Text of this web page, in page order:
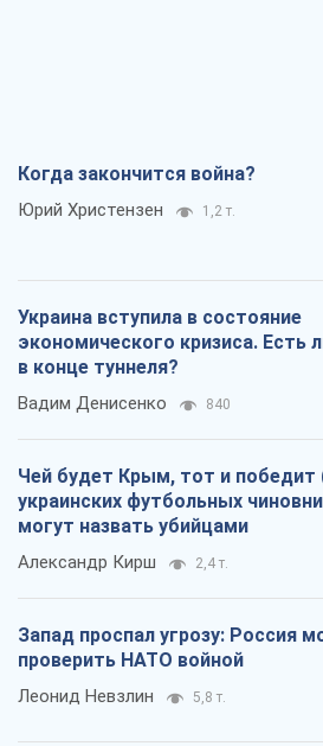
Когда закончится война?
Юрий Христензен 1,2 т.
Украина вступила в состояние
экономического кризиса. Есть
в конце туннеля?
Вадим Денисенко 840
Чей будет Крым, тот и победит
украинских футбольных
могут назвать убийцами
Александр Кирш 2,4 т.
Запад проспал угрозу: Россия
проверить НАТО войной
Леонид Невзлин 5,8 т.